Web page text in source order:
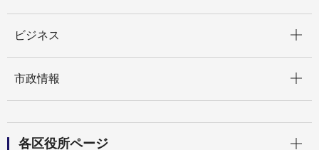
ビジネス
市政情報
各区役所ページ